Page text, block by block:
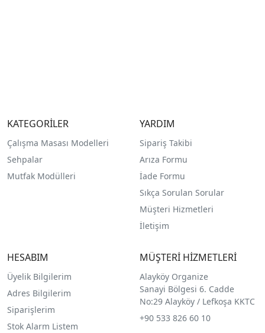
KATEGORİLER
Çalışma Masası Modelleri
Sehpalar
Mutfak Modülleri
YARDIM
Sipariş Takibi
Arıza Formu
İade Formu
Sıkça Sorulan Sorular
Müşteri Hizmetleri
İletişim
HESABIM
Üyelik Bilgilerim
Adres Bilgilerim
Siparişlerim
Stok Alarm Listem
MÜŞTERİ HİZMETLERİ
Alayköy Organize
Sanayi Bölgesi 6. Cadde
No:29 Alayköy / Lefkoşa KKTC
+90 533 826 60 10